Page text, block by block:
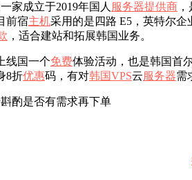
家成立于2019年国人 服务器提供商
前宿主机采用的是四路 E5，英特尔企
，适合建站和拓展韩国业务。
线国一个免费体验活动，也是韩国首
8折优惠码，有对韩国VPS云服务器需
酌是否有需求再下单